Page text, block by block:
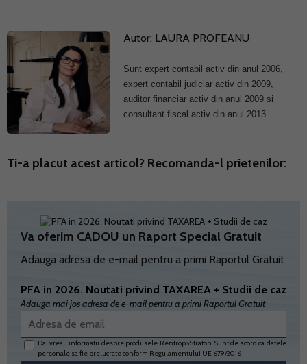
Autor: LAURA PROFEANU
Sunt expert contabil activ din anul 2006,
expert contabil judiciar activ din 2009,
auditor financiar activ din anul 2009 si
consultant fiscal activ din anul 2013.
Ti-a placut acest articol? Recomanda-l prietenilor:
Va oferim CADOU un Raport Special Gratuit
Adauga adresa de e-mail pentru a primi Raportul Gratuit
PFA in 2026. Noutati privind TAXAREA + Studii de caz
Adauga mai jos adresa de e-mail pentru a primi Raportul Gratuit
Da, vreau informatii despre produsele Rentrop&Straton. Sunt de acord ca datele
personale sa fie prelucrate conform Regulamentului UE 679/2016